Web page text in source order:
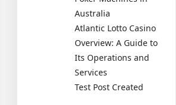
Australia
Atlantic Lotto Casino
Overview: A Guide to
Its Operations and
Services
Test Post Created